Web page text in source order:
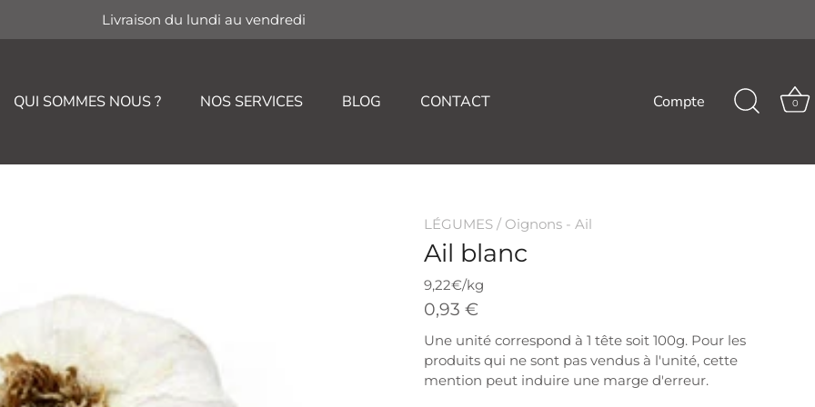
Livraison du lundi au vendredi
QUI SOMMES NOUS ? NOS SERVICES BLOG CONTACT Compte 0
LÉGUMES / Oignons - Ail
Ail blanc
9,22€/kg
0,93 €
Une unité correspond à 1 tête soit 100g. Pour les
produits qui ne sont pas vendus à l'unité, cette
mention peut induire une marge d'erreur.